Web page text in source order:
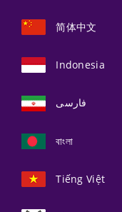
简体中文
Indonesia
فارسی
বাংলা
Tiếng Việt